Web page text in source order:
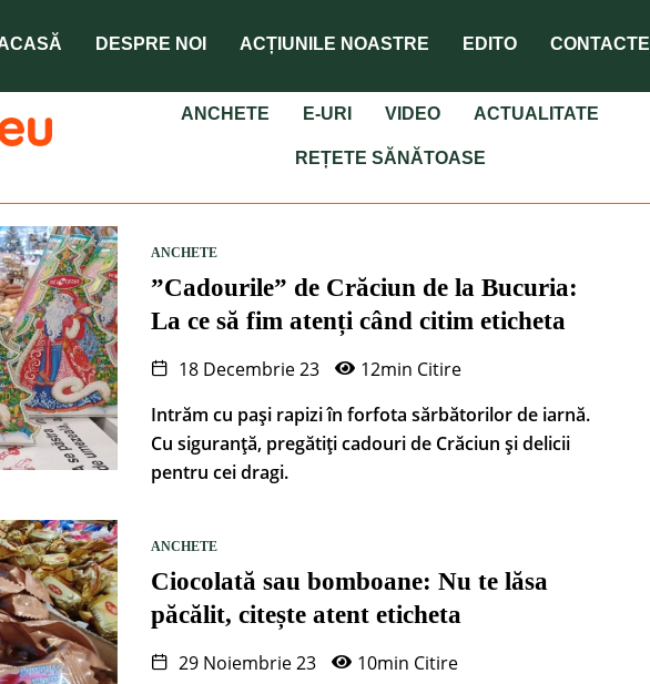
DESPRE NOI ACȚIUNILE NOASTRE EDITO CONTACTE
ANCHETE E-URI VIDEO ACTUALITATE
REȚETE SĂNĂTOASE
ANCHETE
”Cadourile” de Crăciun de la Bucuria:
La ce să fim atenți când citim eticheta
18 Decembrie 23
12min Citire
Intrăm cu pași rapizi în forfota sărbătorilor de iarnă.
Cu siguranță, pregătiți cadouri de Crăciun și delicii
pentru cei dragi.
ANCHETE
Ciocolată sau bomboane: Nu te lăsa
păcălit, citește atent eticheta
29 Noiembrie 23
10min Citire